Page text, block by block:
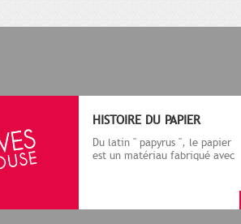
HISTOIRE DU PAPIER
Du latin " papyrus ", le papier
est un matériau fabriqué avec